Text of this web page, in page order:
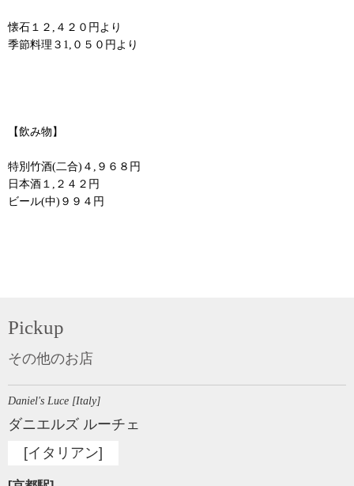
懐石１２,４２０円より
季節料理３1,０５０円より
【飲み物】
特別竹酒(二合)４,９６８円
日本酒１,２４２円
ビール(中)９９４円
Pickup
その他のお店
Daniel's Luce [Italy]
ダニエルズ ルーチェ
[イタリアン]